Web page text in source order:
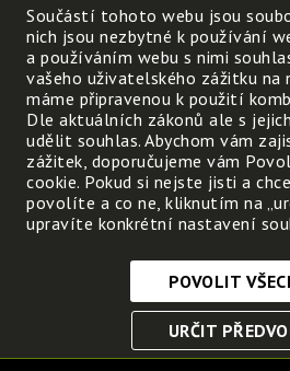
U nás dopadají
paprsky na povrch
v poledne
Takové sluneční
povrch země příliš
zahřívají
Součástí tohoto webu jsou
nich jsou nezbytné k používání
a používáním webu s nimi
vašeho uživatelského zážitku na
máme připravenou k použití
Dle aktuálních zákonů ale s
udělit souhlas. Abychom vám
zážitek, doporučujeme vám
cookie. Pokud si nejste jisti a
povolíte a co ne, kliknutím na
upravíte konkrétní nastavení
Nezbytně nutné cookies
Tyto soubory cookie jsou
POVOLIT
URČIT